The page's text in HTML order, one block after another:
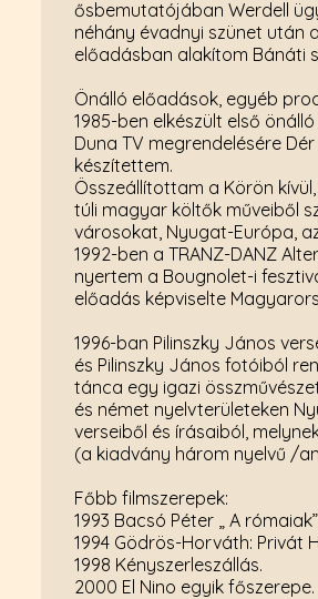
ősbemutatójában Werdell
néhány évadnyi szünet után
előadásban alakítom Bánáti
Önálló előadások, egyéb
1985-ben elkészült első
Duna TV megrendelésére
készítettem.
Összeállítottam a Körön
túli magyar költők műveiből
városokat, Nyugat-Európa,
1992-ben a TRANZ-DANZ
nyertem a Bougnolet-i
előadás képviselte
1996-ban Pilinszky János
és Pilinszky János fotóiból
tánca egy igazi
és német nyelvterületeken
verseiből és írásaiból,
(a kiadvány három nyelvű /
Főbb filmszerepek:
1993 Bacsó Péter „ A
1994 Gödrös-Horváth: Privát
1998 Kényszerleszállás.
2000 El Nino egyik főszerepe.